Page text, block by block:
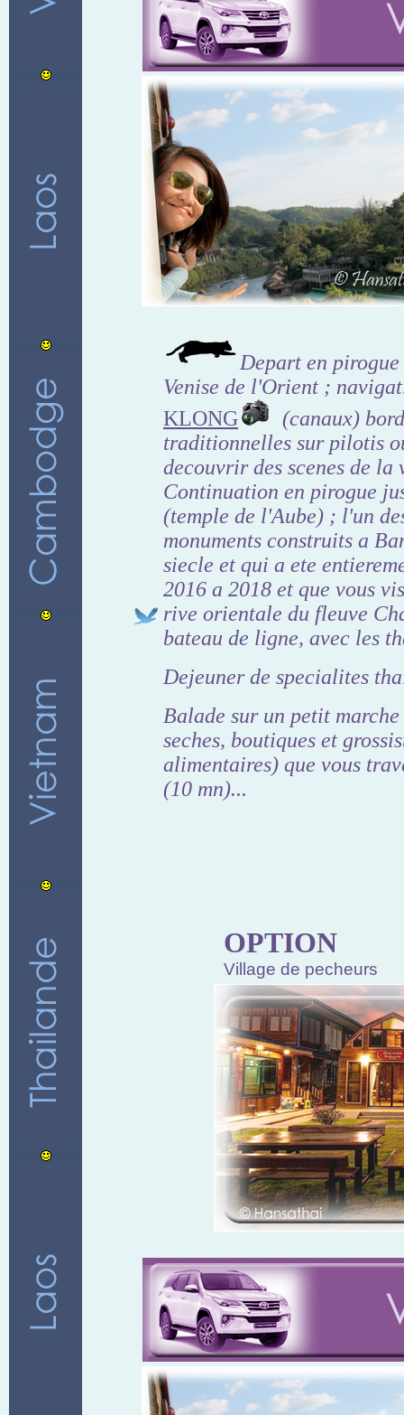
Depart en
Venise de l'Orient ;
KLONG
(canaux)
traditionnelles sur pilotis
decouvrir des scenes de la
Continuation en pirogue
(temple de l'Aube) ; l'un
monuments construits a
siecle et qui a ete
2016 a 2018 et que vous
rive orientale du fleuve
bateau de ligne, avec les
Dejeuner de specialites
Balade sur un petit
seches, boutiques et
alimentaires) que vous
(10 mn)...
OPTION
Village de pecheurs